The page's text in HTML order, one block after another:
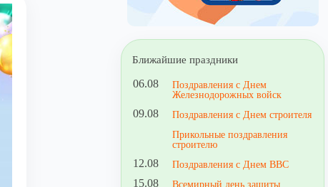
Ближайшие праздники
06.08
Поздравления с Днем
Железнодорожных войск
09.08
Поздравления с Днем строителя
Прикольные поздравления
строителю
12.08 Поздравления с Днем ВВС
15.08
Всемирный день защиты